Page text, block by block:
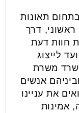
תאונות
דרך
חוות דעת
לייצוג
משרת
אנשים
את עניינו
אמינות